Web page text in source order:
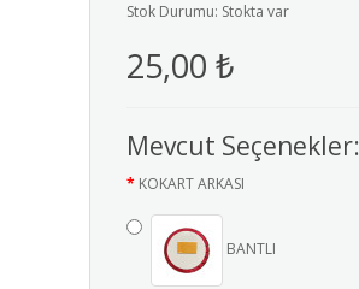
Stok Durumu: Stokta var
25,00 ₺
Mevcut Seçenekler:
KOKART ARKASI
BANTLI